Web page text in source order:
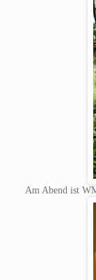
Am Abend ist